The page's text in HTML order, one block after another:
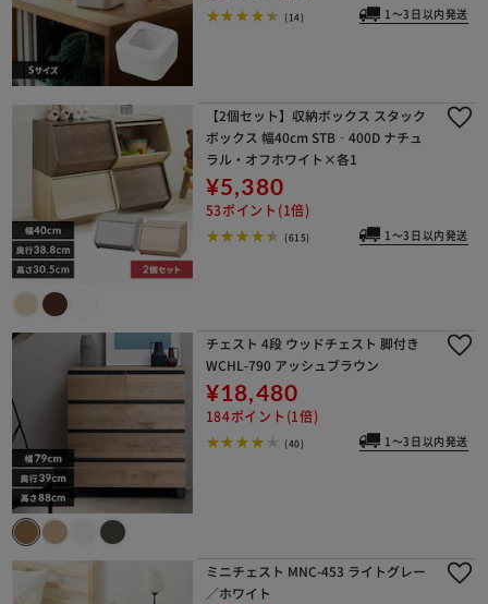
(14) 1～3日以内発送
【2個セット】収納ボックス スタック
ボックス 幅40cm STB‐400D ナチュ
ラル・オフホワイト×各1
¥5,380
53ポイント(1倍)
(615) 1～3日以内発送
チェスト 4段 ウッドチェスト 脚付き
WCHL-790 アッシュブラウン
¥18,480
184ポイント(1倍)
(40) 1～3日以内発送
ミニチェスト MNC-453 ライトグレー
／ホワイト